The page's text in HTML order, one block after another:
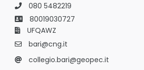
080 5482219
80019030727
UFQAWZ
bari@cng.it
collegio.bari@geopec.it